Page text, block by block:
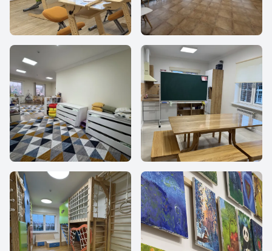
МИР МИР
МИР МИР